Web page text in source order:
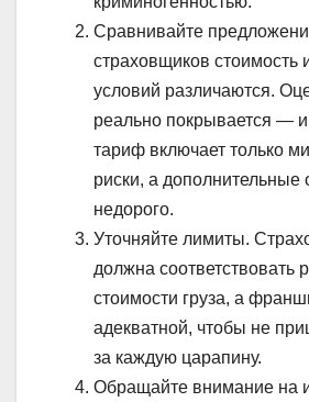
Сравнивайте
страховщиков стоимость
условий различаются.
реально покрывается —
тариф включает только
риски, а дополнительные
недорого.
Уточняйте лимиты.
должна соответствовать
стоимости груза, а
адекватной, чтобы не
за каждую царапину.
Обращайте внимание на